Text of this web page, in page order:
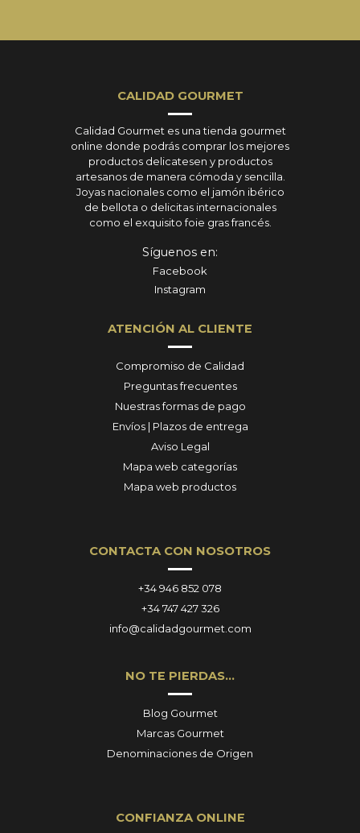
CALIDAD GOURMET
Calidad Gourmet es una tienda gourmet
online donde podrás comprar los mejores
productos delicatesen y productos
artesanos de manera cómoda y sencilla.
Joyas nacionales como el jamón ibérico
de bellota o delicitas internacionales
como el exquisito foie gras francés.
Síguenos en:
Facebook
Instagram
ATENCIÓN AL CLIENTE
Compromiso de Calidad
Preguntas frecuentes
Nuestras formas de pago
Envíos | Plazos de entrega
Aviso Legal
Mapa web categorías
Mapa web productos
CONTACTA CON NOSOTROS
+34 946 852 078
+34 747 427 326
info@calidadgourmet.com
NO TE PIERDAS…
Blog Gourmet
Marcas Gourmet
Denominaciones de Origen
CONFIANZA ONLINE